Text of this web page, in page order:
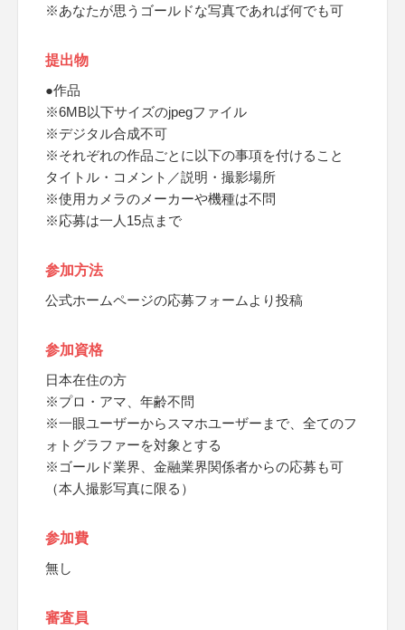
※あなたが思うゴールドな写真であれば何でも可
提出物
●作品
※6MB以下サイズのjpegファイル
※デジタル合成不可
※それぞれの作品ごとに以下の事項を付けること
タイトル・コメント／説明・撮影場所
※使用カメラのメーカーや機種は不問
※応募は一人15点まで
参加方法
公式ホームページの応募フォームより投稿
参加資格
日本在住の方
※プロ・アマ、年齢不問
※一眼ユーザーからスマホユーザーまで、全てのフ
ォトグラファーを対象とする
※ゴールド業界、金融業界関係者からの応募も可
（本人撮影写真に限る）
参加費
無し
審査員